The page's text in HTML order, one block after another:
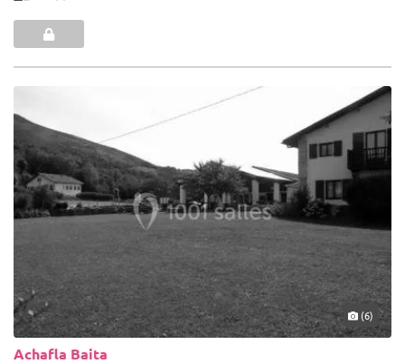
(6)
Achafla Baita